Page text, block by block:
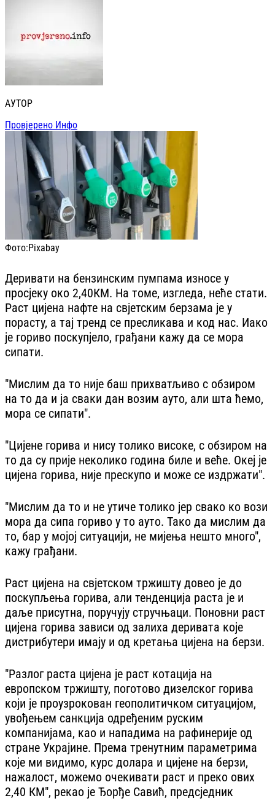
АУТОР
Провјерено Инфо
Фото:Pixabay
Деривати на бензинским пумпама износе у
просјеку око 2,40КМ. На томе, изгледа, неће стати.
Раст цијена нафте на свјетским берзама је у
порасту, а тај тренд се пресликава и код нас. Иако
је гориво поскупјело, грађани кажу да се мора
сипати.
"Мислим да то није баш прихватљиво с обзиром
на то да и ја сваки дан возим ауто, али шта ћемо,
мора се сипати".
"Цијене горива и нису толико високе, с обзиром на
то да су прије неколико година биле и веће. Океј је
цијена горива, није прескупо и може се издржати".
"Мислим да то и не утиче толико јер свако ко вози
мора да сипа гориво у то ауто. Тако да мислим да
то, бар у мојој ситуацији, не мијења нешто много",
кажу грађани.
Раст цијена на свјетском тржишту довео је до
поскупљења горива, али тенденција раста је и
даље присутна, поручују стручњаци. Поновни раст
цијена горива зависи од залиха деривата које
дистрибутери имају и од кретања цијена на берзи.
"Разлог раста цијена је раст котација на
европском тржишту, поготово дизелског горива
који је проузрокован геополитичком ситуацијом,
увођењем санкција одређеним руским
компанијама, као и нападима на рафинерије од
стране Украјине. Према тренутним параметрима
које ми видимо, курс долара и цијене на берзи,
нажалост, можемо очекивати раст и преко ових
2,40 КМ", рекао је Ђорђе Савић, предсједник